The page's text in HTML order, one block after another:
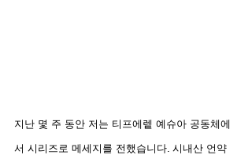
지난 몇 주 동안 저는 티프에렡 예슈아 공동체에
서 시리즈로 메세지를 전했습니다. 시내산 언약